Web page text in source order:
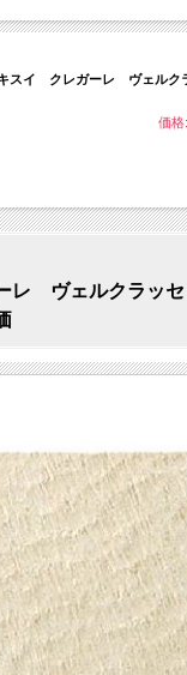
スイ クレガーレ ヴェルク
価格
レ ヴェルクラッセ